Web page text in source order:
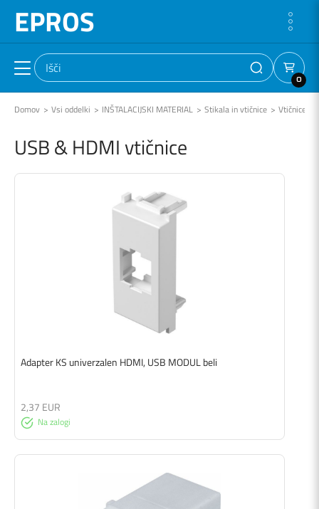
EPROS
0
Domov Vsi oddelki INŠTALACIJSKI MATERIAL Stikala in vtičnice Vtičnice
USB & HDMI vtičnice
Adapter KS univerzalen HDMI, USB MODUL beli
Na zalogi
2,37 EUR